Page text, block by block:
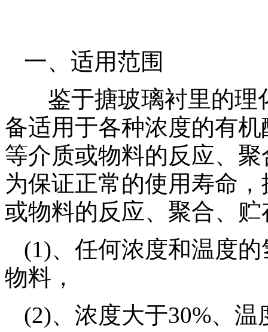
一、适用范围
鉴于搪玻璃衬里的理
备适用于各种浓度的有
等介质或物料的反应、
为保证正常的使用寿命
或物料的反应、聚合、
(1)、任何浓度和温度
物料，
(2)、浓度大于30%、